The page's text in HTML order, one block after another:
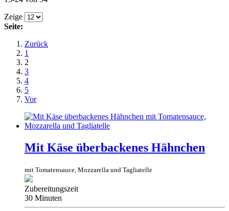
Zeige
Seite:
Zurück
1
2
3
4
5
Vor
Mit Käse überbackenes Hähnchen
mit Tomatensauce, Mozzarella und Tagliatelle
Zubereitungszeit
30 Minuten